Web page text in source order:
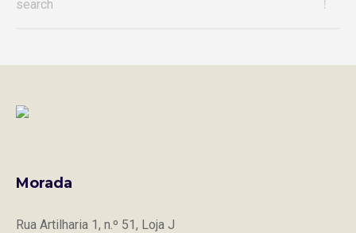
Morada
Rua Artilharia 1, n.º 51, Loja J